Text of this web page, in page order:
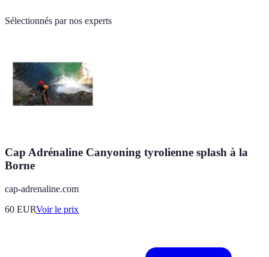
Sélectionnés par nos experts
Cap Adrénaline Canyoning tyrolienne splash à la
Borne
cap-adrenaline.com
60 EURVoir le prix